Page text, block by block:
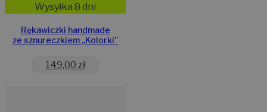
Wysyłka 8 dni
Rękawiczki handmade
ze sznureczkiem ,,Kolorki”
149,00 zł